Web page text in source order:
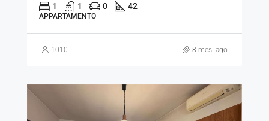
1 1 0 42
APPARTAMENTO
1010 8 mesi ago